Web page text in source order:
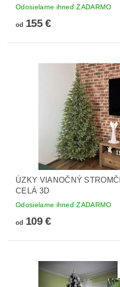
Odosielame ihneď ZADARMO
od 155 €
ÚZKY VIANOČNÝ
CELÁ 3D
Odosielame ihneď ZADARMO
od 109 €